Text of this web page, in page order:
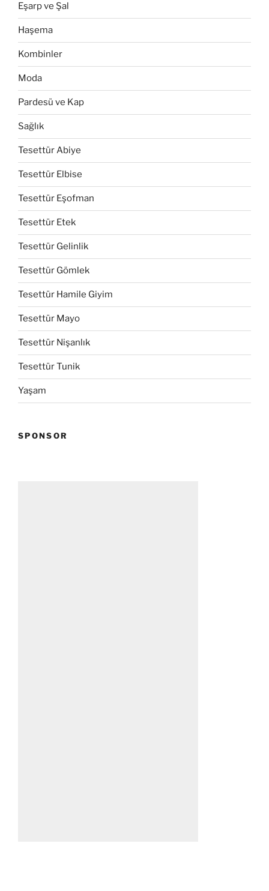
Eşarp ve Şal
Haşema
Kombinler
Moda
Pardesü ve Kap
Sağlık
Tesettür Abiye
Tesettür Elbise
Tesettür Eşofman
Tesettür Etek
Tesettür Gelinlik
Tesettür Gömlek
Tesettür Hamile Giyim
Tesettür Mayo
Tesettür Nişanlık
Tesettür Tunik
Yaşam
SPONSOR